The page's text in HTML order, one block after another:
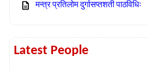
मन्त्र प्रतिलोम दुर्गासप्तशती पाठविधिः
Latest People